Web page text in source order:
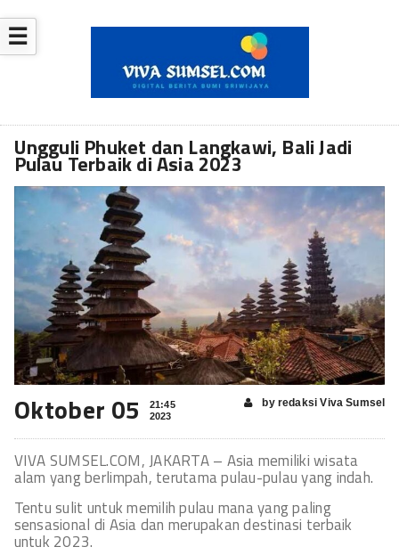
☰
Ungguli Phuket dan Langkawi, Bali Jadi
Pulau Terbaik di Asia 2023
Oktober 05
21:45
2023
by redaksi Viva Sumsel
VIVA SUMSEL.COM, JAKARTA – Asia memiliki wisata
alam yang berlimpah, terutama pulau-pulau yang indah.
Tentu sulit untuk memilih pulau mana yang paling
sensasional di Asia dan merupakan destinasi terbaik
untuk 2023.